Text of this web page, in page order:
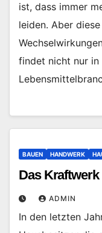
ist, dass immer
leiden. Aber
findet nicht nur in
BAUEN HANDWERK
Das
ADMIN
In den letzten